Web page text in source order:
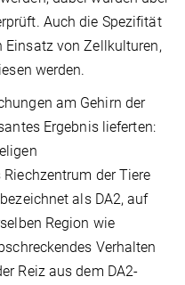
Auch die Spezifität
Einsatz von Zellkulturen,
werden.
am Gehirn der
Ergebnis lieferten:
der Tiere
als DA2, auf
Region wie
Verhalten
Reiz aus dem DA2-